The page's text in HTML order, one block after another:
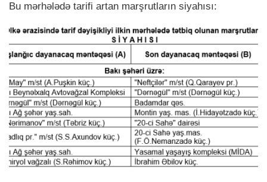
Bu mərhələdə tarifi artan marşrutların siyahısı: